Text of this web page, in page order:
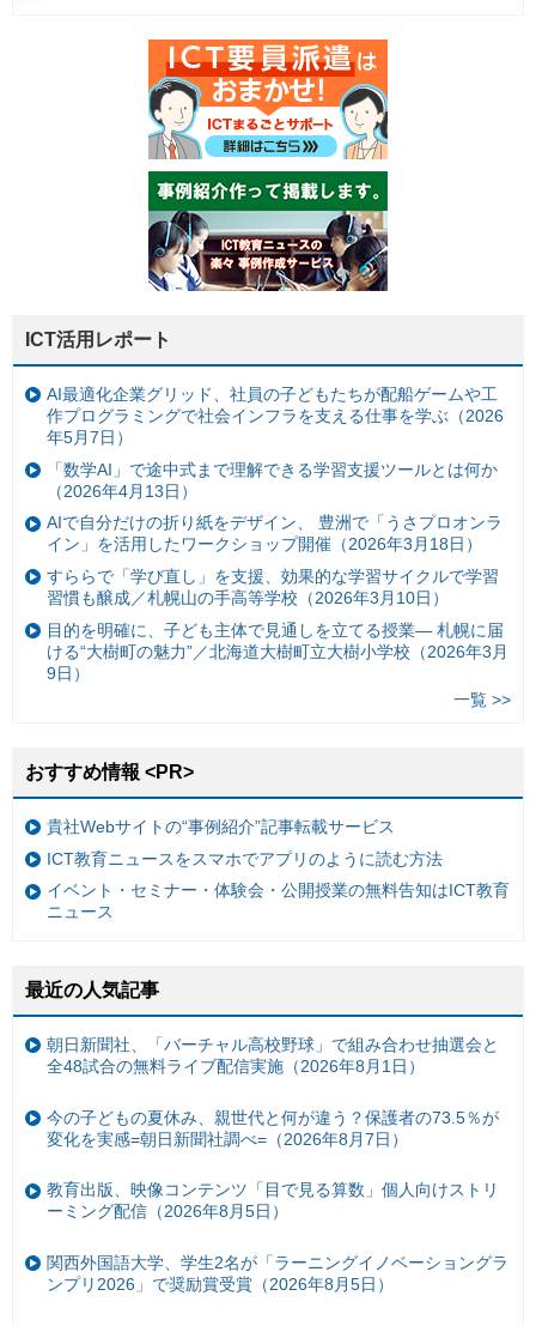
ICT活用レポート
AI最適化企業グリッド、社員の子どもたちが配船ゲームや工
作プログラミングで社会インフラを支える仕事を学ぶ（2026
年5月7日）
「数学AI」で途中式まで理解できる学習支援ツールとは何か
（2026年4月13日）
AIで自分だけの折り紙をデザイン、 豊洲で「うさプロオンラ
イン」を活用したワークショップ開催（2026年3月18日）
すららで「学び直し」を支援、効果的な学習サイクルで学習
習慣も醸成／札幌山の手高等学校（2026年3月10日）
目的を明確に、子ども主体で見通しを立てる授業— 札幌に届
ける“大樹町の魅力”／北海道大樹町立大樹小学校（2026年3月
9日）
一覧 >>
おすすめ情報 <PR>
貴社Webサイトの“事例紹介”記事転載サービス
ICT教育ニュースをスマホでアプリのように読む方法
イベント・セミナー・体験会・公開授業の無料告知はICT教育
ニュース
最近の人気記事
朝日新聞社、「バーチャル高校野球」で組み合わせ抽選会と
全48試合の無料ライブ配信実施（2026年8月1日）
今の子どもの夏休み、親世代と何が違う？保護者の73.5％が
変化を実感=朝日新聞社調べ=（2026年8月7日）
教育出版、映像コンテンツ「目で見る算数」個人向けストリ
ーミング配信（2026年8月5日）
関西外国語大学、学生2名が「ラーニングイノベーショングラ
ンプリ2026」で奨励賞受賞（2026年8月5日）